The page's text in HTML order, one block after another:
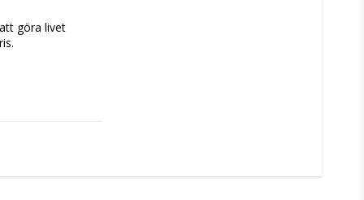
göra livet